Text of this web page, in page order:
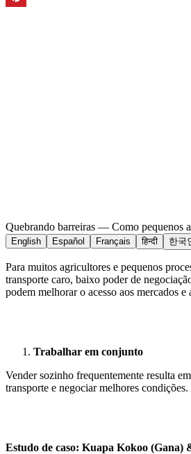
Quebrando barreiras — Como pequenos
English Español Français हिन्दी 한국
Para muitos agricultores e pequenos
transporte caro, baixo poder de
podem melhorar o acesso aos mercados e
Trabalhar em conjunto
Vender sozinho frequentemente resulta
transporte e negociar melhores
Estudo de caso: Kuapa Kokoo (Gana)